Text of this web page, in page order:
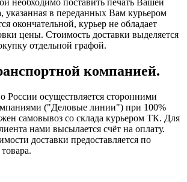
необходимо поставить печать Вашей
указанная в переданных Вам курьером
окончательной, курьер не обладает
цены. Стоимость доставки выделяется
отдельной графой.
компанией.
России осуществляется сторонними
("Деловые линии") при 100%
самовывоз со склада курьером ТК. Для
нами высылается счёт на оплату.
доставки предоставляется по